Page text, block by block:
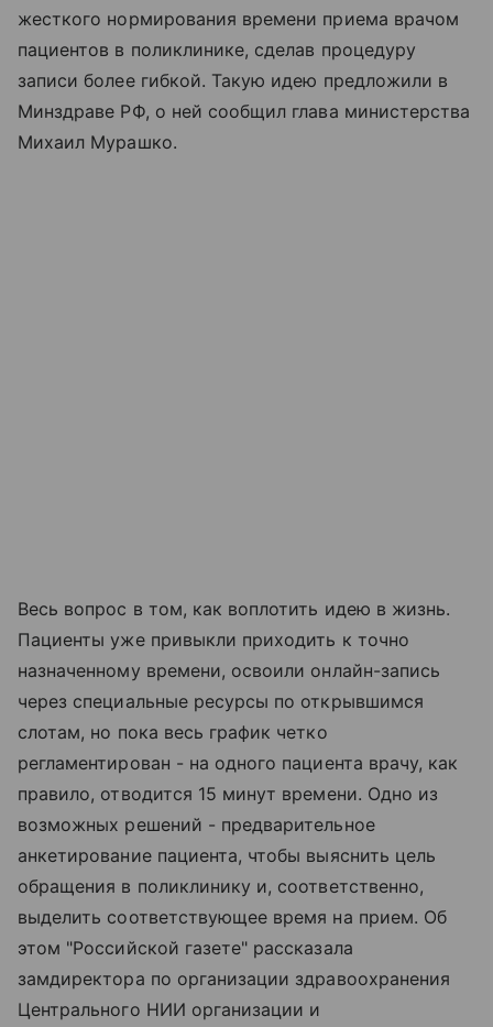
жесткого нормирования времени приема врачом
пациентов в поликлинике, сделав процедуру
записи более гибкой. Такую идею предложили в
Минздраве РФ, о ней сообщил глава министерства
Михаил Мурашко.
Весь вопрос в том, как воплотить идею в жизнь.
Пациенты уже привыкли приходить к точно
назначенному времени, освоили онлайн-запись
через специальные ресурсы по открывшимся
слотам, но пока весь график четко
регламентирован - на одного пациента врачу, как
правило, отводится 15 минут времени. Одно из
возможных решений - предварительное
анкетирование пациента, чтобы выяснить цель
обращения в поликлинику и, соответственно,
выделить соответствующее время на прием. Об
этом "Российской газете" рассказала
замдиректора по организации здравоохранения
Центрального НИИ организации и